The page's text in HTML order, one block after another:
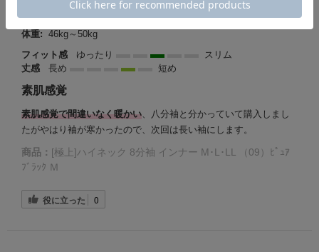
151cm～155cm
性別: 女性
体重: 46kg～50kg
フィット感
ゆったり
スリム
丈感
長め 短め
素肌感覚
素肌感覚で間違いなく暖かい、八分袖と分かっていて購入しまし
たがやはり袖が寒かったので、次回は長い袖にします。
商品： [極上]ハイネック 8分袖 インナー M･L･LL （09）ﾋﾟｭｱ
ﾌﾞﾗｯｸ Ｍ
役に立った 0